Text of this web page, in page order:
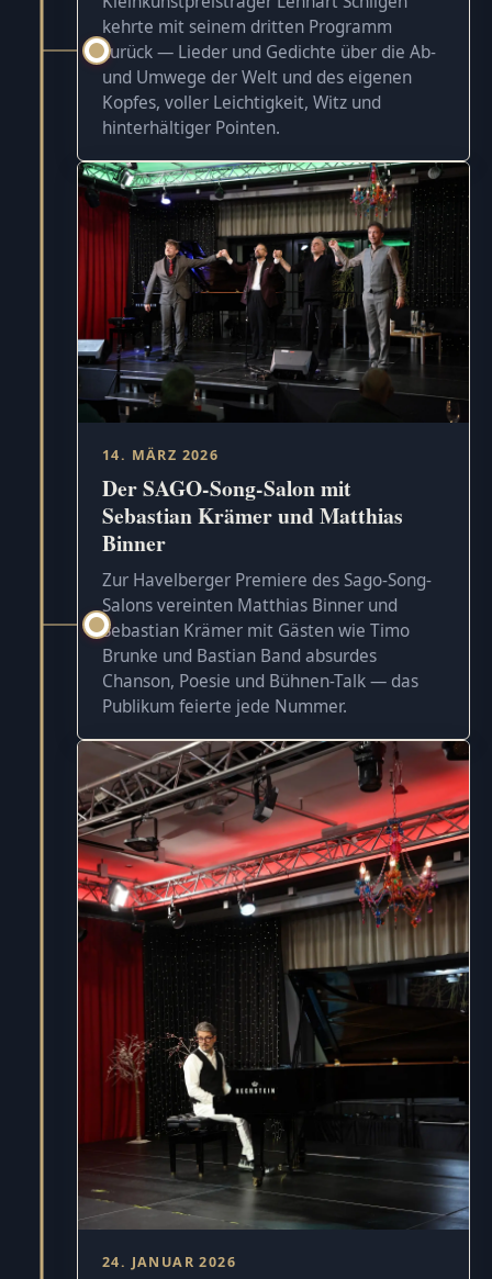
kehrte mit seinem dritten Programm
zurück — Lieder und Gedichte über die Ab-
und Umwege der Welt und des eigenen
Kopfes, voller Leichtigkeit, Witz und
hinterhältiger Pointen.
14. MÄRZ 2026
Der SAGO-Song-Salon mit
Sebastian Krämer und Matthias
Binner
Zur Havelberger Premiere des Sago-Song-
Salons vereinten Matthias Binner und
Sebastian Krämer mit Gästen wie Timo
Brunke und Bastian Band absurdes
Chanson, Poesie und Bühnen-Talk — das
Publikum feierte jede Nummer.
24. JANUAR 2026